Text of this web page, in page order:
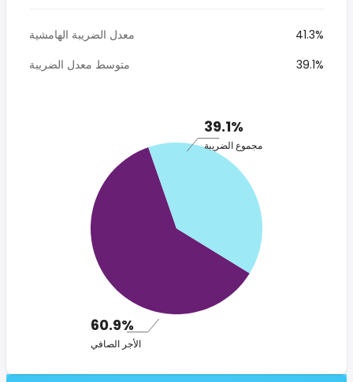
معدل الضريبة الهامشية
41.3%
متوسط معدل الضريبة
39.1%
39.1%
مجموع الضريبة
60.9%
الأجر الصافي